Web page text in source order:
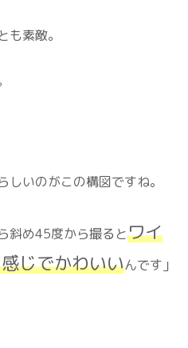
素敵。
いのがこの構図ですね。
斜め45度から撮るとワイ
じでかわいいんです」